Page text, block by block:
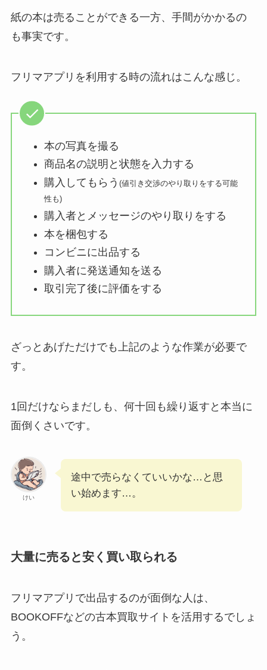
紙の本は売ることができる一方、手間がかかるの
も事実です。
フリマアプリを利用する時の流れはこんな感じ。
本の写真を撮る
商品名の説明と状態を入力する
購入してもらう (値引き交渉のやり取りをする可能
性も)
購入者とメッセージのやり取りをする
本を梱包する
コンビニに出品する
購入者に発送通知を送る
取引完了後に評価をする
ざっとあげただけでも上記のような作業が必要で
す。
1回だけならまだしも、何十回も繰り返すと本当に
面倒くさいです。
けい
途中で売らなくていいかな…と思
い始めます…。
大量に売ると安く買い取られる
フリマアプリで出品するのが面倒な人は、
BOOKOFFなどの古本買取サイトを活用するでしょ
う。